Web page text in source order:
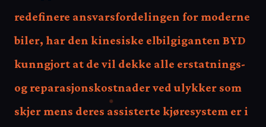
redefinere ansvarsfordelingen for moderne
biler, har den kinesiske elbilgiganten BYD
kunngjort at de vil dekke alle erstatnings-
og reparasjonskostnader ved ulykker som
skjer mens deres assisterte kjøresystem er i